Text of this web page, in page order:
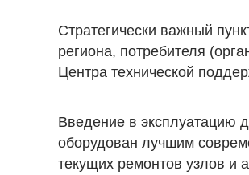
Стратегически важный
региона, потребителя
Центра технической
Введение в эксплуатацию
оборудован лучшим
текущих ремонтов узлов и